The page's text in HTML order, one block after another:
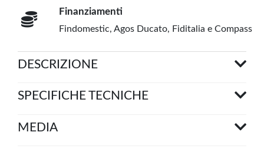
Finanziamenti
Findomestic, Agos Ducato, Fiditalia e Compass
DESCRIZIONE
SPECIFICHE TECNICHE
MEDIA